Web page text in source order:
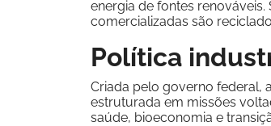
energia de fontes
comercializadas são
Política
Criada pelo governo federal,
estruturada em missões
saúde, bioeconomia e